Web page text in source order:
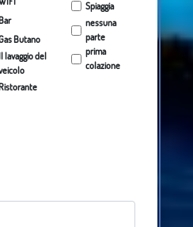
Butano
lavaggio del
Spiaggia
nessuna
parte
prima
colazione